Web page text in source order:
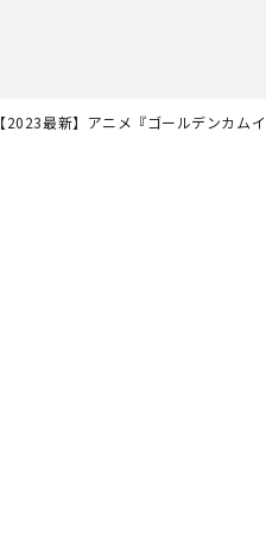
【2023最新】アニメ『ゴールデンカム